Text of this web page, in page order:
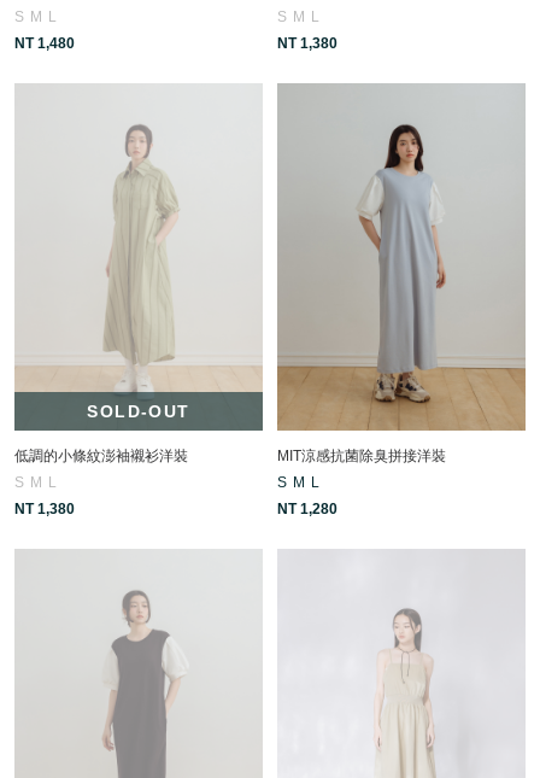
S M L
NT 1,480
S M L
NT 1,380
SOLD-OUT
低調的小條紋澎袖襯衫洋裝
S M
L
NT 1,380
MIT涼感抗菌除臭拼接洋裝
S M
L
NT 1,280